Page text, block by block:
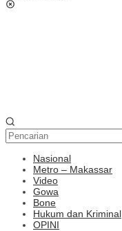
Nasional
Metro – Makassar
Video
Gowa
Bone
Hukum dan Kriminal
OPINI